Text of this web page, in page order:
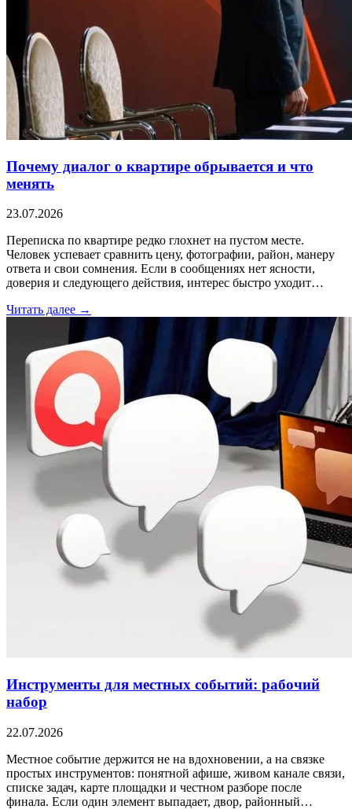
Почему диалог о квартире обрывается и что
менять
23.07.2026
Переписка по квартире редко глохнет на пустом месте.
Человек успевает сравнить цену, фотографии, район, манеру
ответа и свои сомнения. Если в сообщениях нет ясности,
доверия и следующего действия, интерес быстро уходит…
Читать далее →
Инструменты для местных событий: рабочий
набор
22.07.2026
Местное событие держится не на вдохновении, а на связке
простых инструментов: понятной афише, живом канале связи,
списке задач, карте площадки и честном разборе после
финала. Если один элемент выпадает, двор, районный…